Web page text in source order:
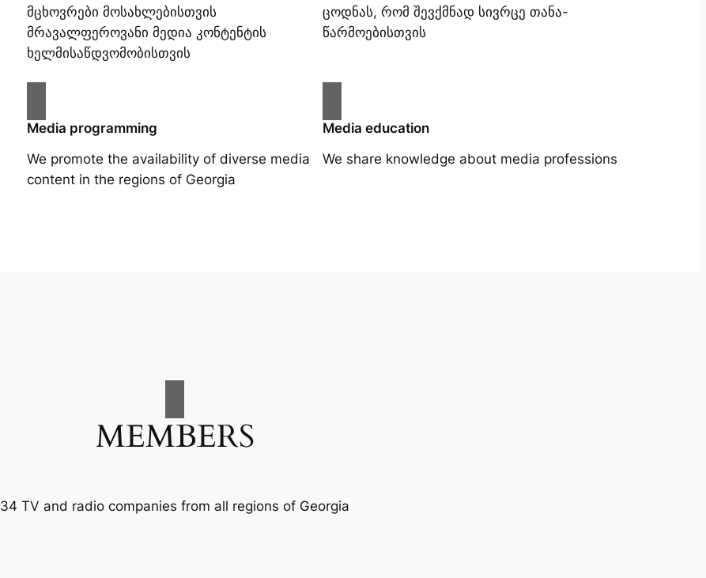
მცხოვრები მოსახლებისთვის
მრავალფეროვანი მედია კონტენტის
ხელმისაწდვომობისთვის
ცოდნას, რომ შევქმნად სივრცე თანა-
წარმოებისთვის
Media programming
We promote the availability of diverse media
content in the regions of Georgia
Media education
We share knowledge about media professions
MEMBERS
34 TV and radio companies from all regions of Georgia